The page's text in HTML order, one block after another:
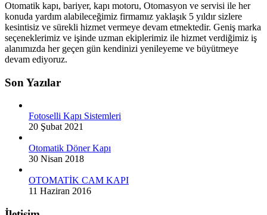
Otomatik kapı, bariyer, kapı motoru, Otomasyon ve servisi ile her
konuda yardım alabileceğimiz firmamız yaklaşık 5 yıldır sizlere
kesintisiz ve sürekli hizmet vermeye devam etmektedir. Geniş marka
seçeneklerimiz ve işinde uzman ekiplerimiz ile hizmet verdiğimiz iş
alanımızda her geçen gün kendinizi yenileyeme ve büyütmeye
devam ediyoruz.
Son Yazılar
Fotoselli Kapı Sistemleri
20 Şubat 2021
Otomatik Döner Kapı
30 Nisan 2018
OTOMATİK CAM KAPI
11 Haziran 2016